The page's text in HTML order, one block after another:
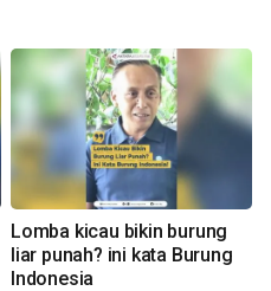
Lomba kicau bikin burung
liar punah? ini kata Burung
Indonesia